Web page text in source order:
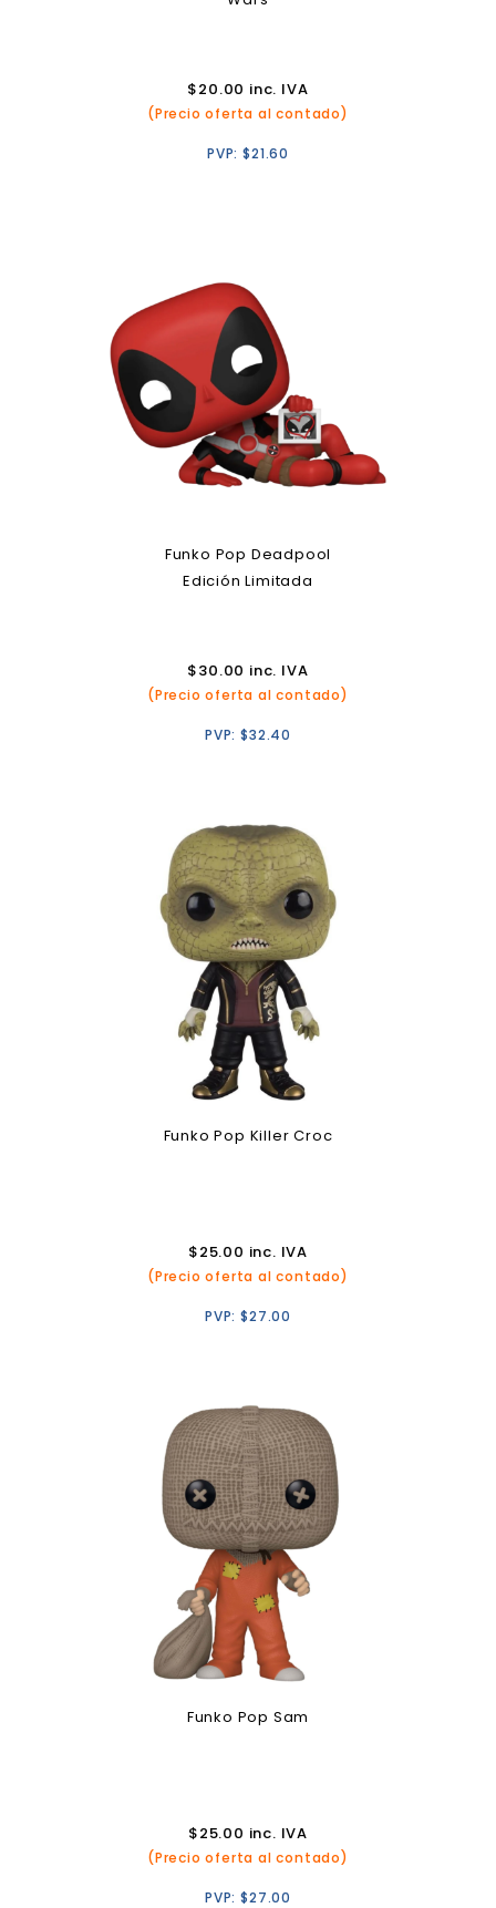
$20.00 inc. IVA
(Precio oferta al contado)
PVP:$21.60
Funko Pop Deadpool
Edición Limitada
$30.00 inc. IVA
(Precio oferta al contado)
PVP:$32.40
Funko Pop Killer Croc
$25.00 inc. IVA
(Precio oferta al contado)
PVP:$27.00
Funko Pop Sam
$25.00 inc. IVA
(Precio oferta al contado)
PVP:$27.00